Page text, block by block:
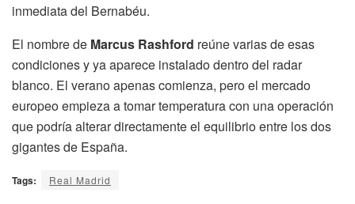
inmediata del Bernabéu.
El nombre de Marcus Rashford reúne varias de esas
condiciones y ya aparece instalado dentro del radar
blanco. El verano apenas comienza, pero el mercado
europeo empieza a tomar temperatura con una operación
que podría alterar directamente el equilibrio entre los dos
gigantes de España.
Tags: Real Madrid